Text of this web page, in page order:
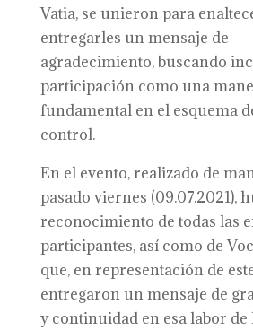
Vatia, se unieron para
entregarles un mensaje de
agradecimiento, buscando
participación como una
fundamental en el esquema
control.
En el evento, realizado de
pasado viernes (09.07.2021),
reconocimiento de todas las
participantes, así como de
que, en representación de
entregaron un mensaje de
y continuidad en esa labor de